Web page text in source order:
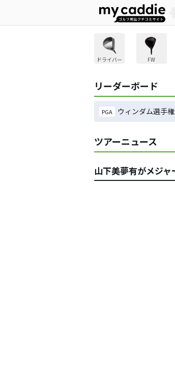
ドライバー FW
リーダーボード
PGA ウィンダム選手
ツアーニュース
山下美夢有がメジ